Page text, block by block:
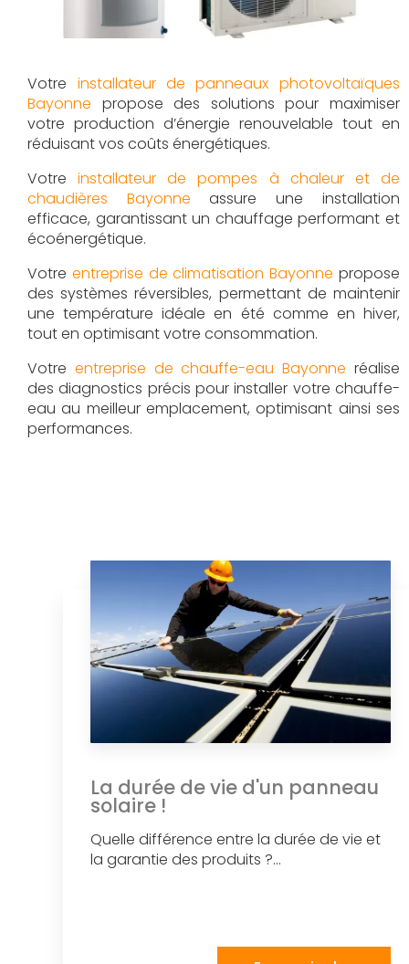
Votre installateur de panneaux photovoltaïques
Bayonne propose des solutions pour maximiser
votre production d’énergie renouvelable tout en
réduisant vos coûts énergétiques.
Votreinstallateur de pompes à chaleur et de
chaudières Bayonne assure une installation
efficace, garantissant un chauffage performant et
écoénergétique.
Votre entreprise de climatisation Bayonne propose
des systèmes réversibles, permettant de maintenir
une température idéale en été comme en hiver,
tout en optimisant votre consommation.
Votre entreprise de chauffe-eau Bayonne réalise
des diagnostics précis pour installer votre chauffe-
eau au meilleur emplacement, optimisant ainsi ses
performances.
La durée de vie d'un panneau
solaire !
Quelle différence entre la durée de vie et
la garantie des produits ?...